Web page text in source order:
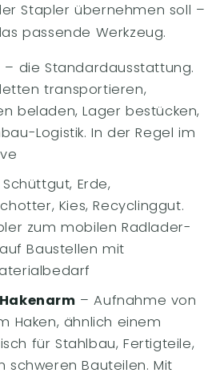
Stapler übernehmen soll –
passende Werkzeug.
– die Standardausstattung.
transportieren,
beladen, Lager bestücken,
Logistik. In der Regel im
Erde,
Kies, Recyclinggut.
zum mobilen Radlader-
Baustellen mit
– Aufnahme von
Haken, ähnlich einem
für Stahlbau, Fertigteile,
schweren Bauteilen. Mit